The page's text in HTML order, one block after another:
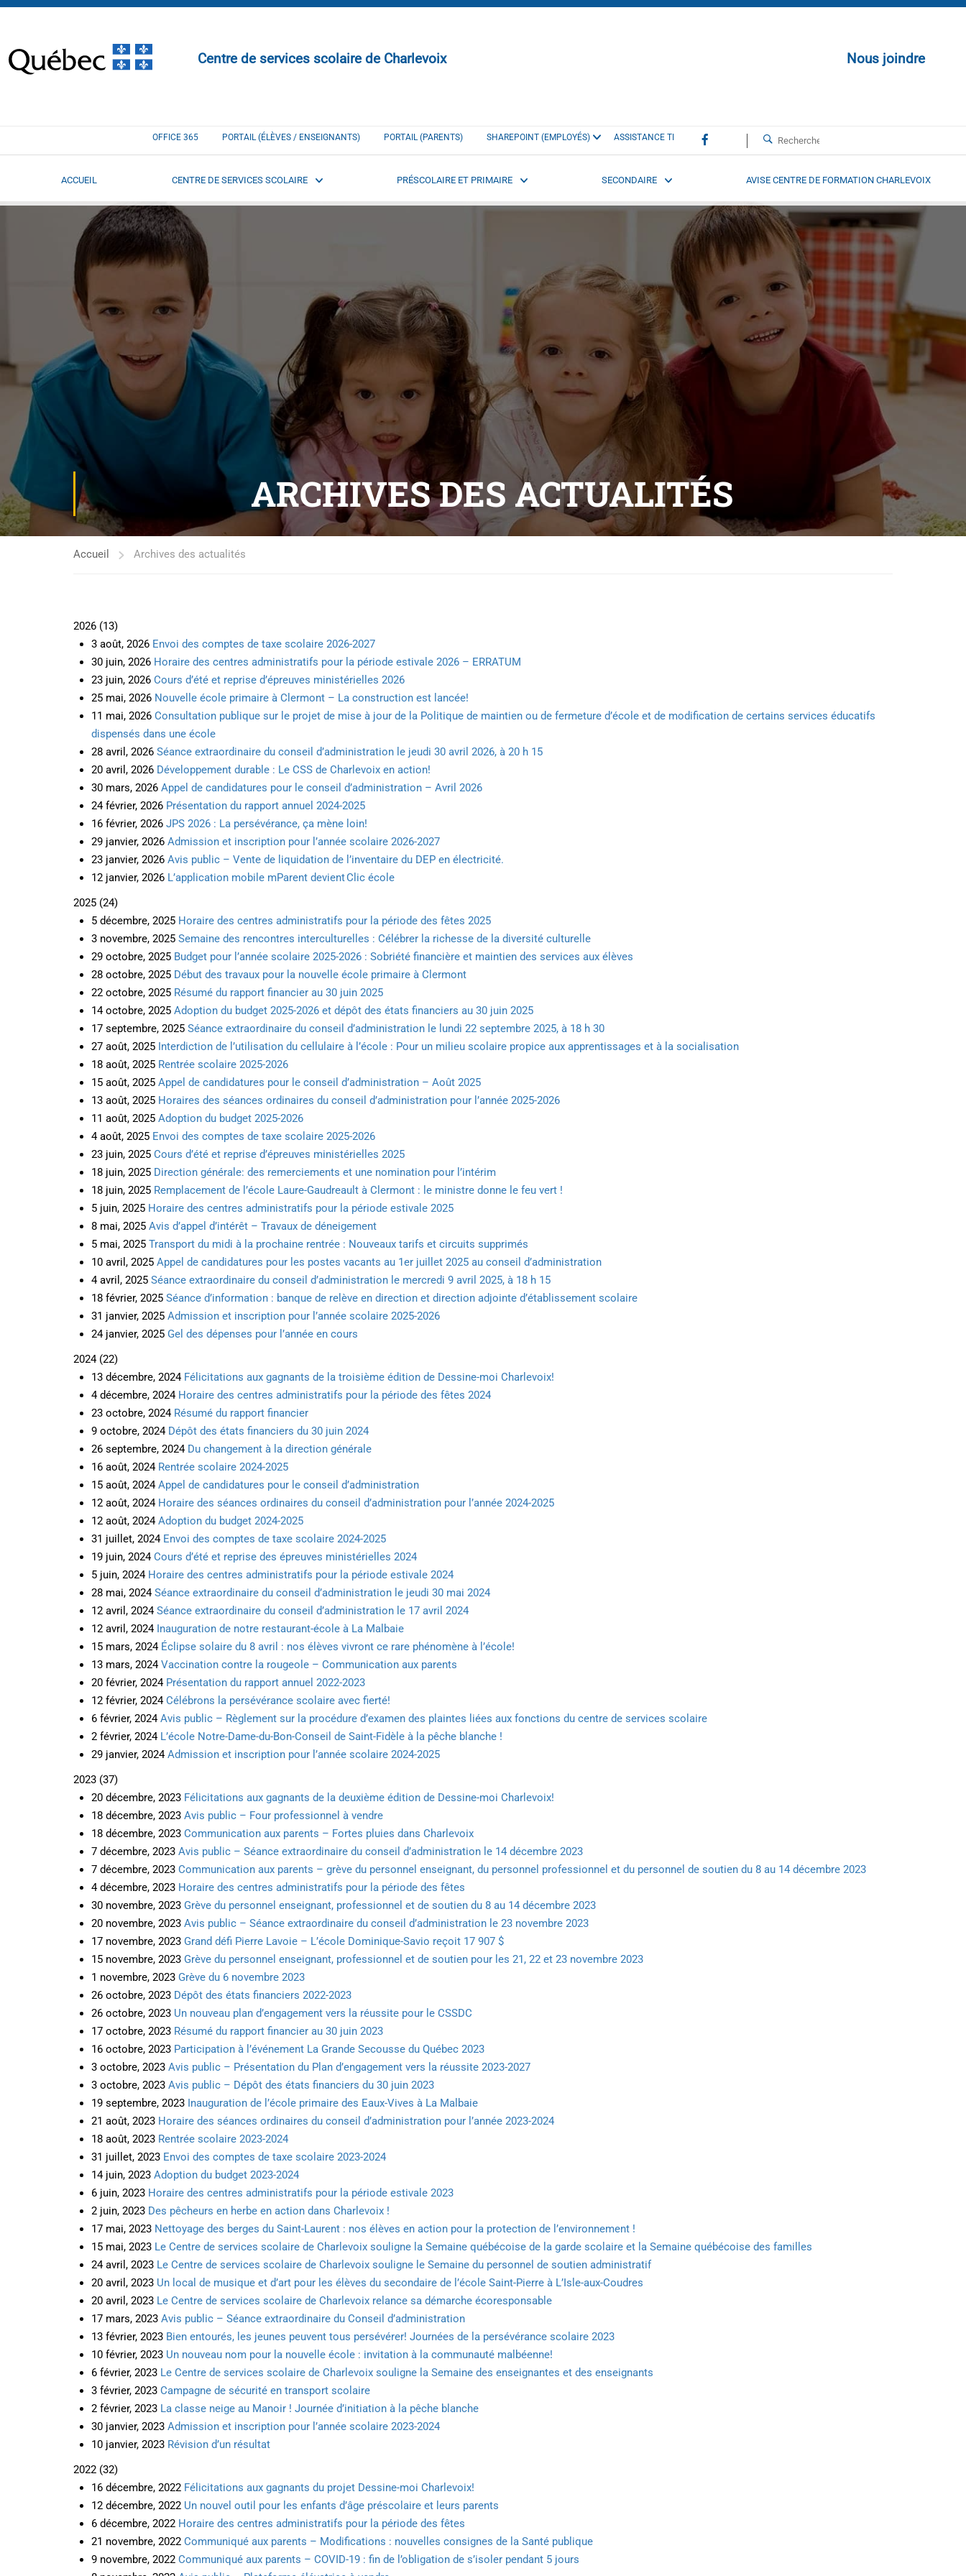
Centre de services scolaire de Charlevoix Nous joindre
OFFICE 365 PORTAIL (ÉLÈVES / ENSEIGNANTS) PORTAIL (PARENTS) SHAREPOINT (EMPLOYÉS) ASSISTANCE TI
ACCUEIL CENTRE DE SERVICES SCOLAIRE PRÉSCOLAIRE ET PRIMAIRE SECONDAIRE AVISE CENTRE DE FORMATION CHARLEVOIX
ARCHIVES DES ACTUALITÉS
Accueil Archives des actualités
2026 (13)
3 août, 2026 Envoi des comptes de taxe scolaire 2026-2027
30 juin, 2026 Horaire des centres administratifs pour la période estivale 2026 – ERRATUM
23 juin, 2026 Cours d’été et reprise d’épreuves ministérielles 2026
25 mai, 2026 Nouvelle école primaire à Clermont – La construction est lancée!
11 mai, 2026 Consultation publique sur le projet de mise à jour de la Politique de maintien ou de fermeture d’école et de modification de certains services éducatifs
dispensés dans une école
28 avril, 2026 Séance extraordinaire du conseil d’administration le jeudi 30 avril 2026, à 20 h 15
20 avril, 2026 Développement durable : Le CSS de Charlevoix en action!
30 mars, 2026 Appel de candidatures pour le conseil d’administration – Avril 2026
24 février, 2026 Présentation du rapport annuel 2024-2025
16 février, 2026 JPS 2026 : La persévérance, ça mène loin!
29 janvier, 2026 Admission et inscription pour l’année scolaire 2026-2027
23 janvier, 2026 Avis public – Vente de liquidation de l’inventaire du DEP en électricité.
12 janvier, 2026 L’application mobile mParent devient Clic école
2025 (24)
5 décembre, 2025 Horaire des centres administratifs pour la période des fêtes 2025
3 novembre, 2025 Semaine des rencontres interculturelles : Célébrer la richesse de la diversité culturelle
29 octobre, 2025 Budget pour l’année scolaire 2025-2026 : Sobriété financière et maintien des services aux élèves
28 octobre, 2025 Début des travaux pour la nouvelle école primaire à Clermont
22 octobre, 2025 Résumé du rapport financier au 30 juin 2025
14 octobre, 2025 Adoption du budget 2025-2026 et dépôt des états financiers au 30 juin 2025
17 septembre, 2025 Séance extraordinaire du conseil d’administration le lundi 22 septembre 2025, à 18 h 30
27 août, 2025 Interdiction de l’utilisation du cellulaire à l’école : Pour un milieu scolaire propice aux apprentissages et à la socialisation
18 août, 2025 Rentrée scolaire 2025-2026
15 août, 2025 Appel de candidatures pour le conseil d’administration – Août 2025
13 août, 2025 Horaires des séances ordinaires du conseil d’administration pour l’année 2025-2026
11 août, 2025 Adoption du budget 2025-2026
4 août, 2025 Envoi des comptes de taxe scolaire 2025-2026
23 juin, 2025 Cours d’été et reprise d’épreuves ministérielles 2025
18 juin, 2025 Direction générale: des remerciements et une nomination pour l’intérim
18 juin, 2025 Remplacement de l’école Laure-Gaudreault à Clermont : le ministre donne le feu vert !
5 juin, 2025 Horaire des centres administratifs pour la période estivale 2025
8 mai, 2025 Avis d’appel d’intérêt – Travaux de déneigement
5 mai, 2025 Transport du midi à la prochaine rentrée : Nouveaux tarifs et circuits supprimés
10 avril, 2025 Appel de candidatures pour les postes vacants au 1er juillet 2025 au conseil d’administration
4 avril, 2025 Séance extraordinaire du conseil d’administration le mercredi 9 avril 2025, à 18 h 15
18 février, 2025 Séance d’information : banque de relève en direction et direction adjointe d’établissement scolaire
31 janvier, 2025 Admission et inscription pour l’année scolaire 2025-2026
24 janvier, 2025 Gel des dépenses pour l’année en cours
2024 (22)
13 décembre, 2024 Félicitations aux gagnants de la troisième édition de Dessine-moi Charlevoix!
4 décembre, 2024 Horaire des centres administratifs pour la période des fêtes 2024
23 octobre, 2024 Résumé du rapport financier
9 octobre, 2024 Dépôt des états financiers du 30 juin 2024
26 septembre, 2024 Du changement à la direction générale
16 août, 2024 Rentrée scolaire 2024-2025
15 août, 2024Appel de candidatures pour le conseil d’administration
12 août, 2024 Horaire des séances ordinaires du conseil d’administration pour l’année 2024-2025
12 août, 2024Adoption du budget 2024-2025
31 juillet, 2024 Envoi des comptes de taxe scolaire 2024-2025
19 juin, 2024Cours d’été et reprise des épreuves ministérielles 2024
5 juin, 2024 Horaire des centres administratifs pour la période estivale 2024
28 mai, 2024Séance extraordinaire du conseil d’administration le jeudi 30 mai 2024
12 avril, 2024Séance extraordinaire du conseil d’administration le 17 avril 2024
12 avril, 2024 Inauguration de notre restaurant-école à La Malbaie
15 mars, 2024 Éclipse solaire du 8 avril : nos élèves vivront ce rare phénomène à l’école!
13 mars, 2024Vaccination contre la rougeole – Communication aux parents
20 février, 2024 Présentation du rapport annuel 2022-2023
12 février, 2024Célébrons la persévérance scolaire avec fierté!
6 février, 2024Avis public – Règlement sur la procédure d’examen des plaintes liées aux fonctions du centre de services scolaire
2 février, 2024 L’école Notre-Dame-du-Bon-Conseil de Saint-Fidèle à la pêche blanche !
29 janvier, 2024Admission et inscription pour l’année scolaire 2024-2025
2023 (37)
20 décembre, 2023 Félicitations aux gagnants de la deuxième édition de Dessine-moi Charlevoix!
18 décembre, 2023 Avis public – Four professionnel à vendre
18 décembre, 2023 Communication aux parents – Fortes pluies dans Charlevoix
7 décembre, 2023 Avis public – Séance extraordinaire du conseil d’administration le 14 décembre 2023
7 décembre, 2023 Communication aux parents – grève du personnel enseignant, du personnel professionnel et du personnel de soutien du 8 au 14 décembre 2023
4 décembre, 2023 Horaire des centres administratifs pour la période des fêtes
30 novembre, 2023 Grève du personnel enseignant, professionnel et de soutien du 8 au 14 décembre 2023
20 novembre, 2023 Avis public – Séance extraordinaire du conseil d’administration le 23 novembre 2023
17 novembre, 2023 Grand défi Pierre Lavoie – L’école Dominique-Savio reçoit 17 907 $
15 novembre, 2023 Grève du personnel enseignant, professionnel et de soutien pour les 21, 22 et 23 novembre 2023
1 novembre, 2023 Grève du 6 novembre 2023
26 octobre, 2023 Dépôt des états financiers 2022-2023
26 octobre, 2023 Un nouveau plan d’engagement vers la réussite pour le CSSDC
17 octobre, 2023 Résumé du rapport financier au 30 juin 2023
16 octobre, 2023 Participation à l’événement La Grande Secousse du Québec 2023
3 octobre, 2023 Avis public – Présentation du Plan d’engagement vers la réussite 2023-2027
3 octobre, 2023 Avis public – Dépôt des états financiers du 30 juin 2023
19 septembre, 2023 Inauguration de l’école primaire des Eaux-Vives à La Malbaie
21 août, 2023 Horaire des séances ordinaires du conseil d’administration pour l’année 2023-2024
18 août, 2023 Rentrée scolaire 2023-2024
31 juillet, 2023 Envoi des comptes de taxe scolaire 2023-2024
14 juin, 2023 Adoption du budget 2023-2024
6 juin, 2023 Horaire des centres administratifs pour la période estivale 2023
2 juin, 2023 Des pêcheurs en herbe en action dans Charlevoix !
17 mai, 2023 Nettoyage des berges du Saint-Laurent : nos élèves en action pour la protection de l’environnement !
15 mai, 2023 Le Centre de services scolaire de Charlevoix souligne la Semaine québécoise de la garde scolaire et la Semaine québécoise des familles
24 avril, 2023 Le Centre de services scolaire de Charlevoix souligne le Semaine du personnel de soutien administratif
20 avril, 2023 Un local de musique et d’art pour les élèves du secondaire de l’école Saint-Pierre à L’Isle-aux-Coudres
20 avril, 2023 Le Centre de services scolaire de Charlevoix relance sa démarche écoresponsable
17 mars, 2023 Avis public – Séance extraordinaire du Conseil d’administration
13 février, 2023 Bien entourés, les jeunes peuvent tous persévérer! Journées de la persévérance scolaire 2023
10 février, 2023 Un nouveau nom pour la nouvelle école : invitation à la communauté malbéenne!
6 février, 2023 Le Centre de services scolaire de Charlevoix souligne la Semaine des enseignantes et des enseignants
3 février, 2023 Campagne de sécurité en transport scolaire
2 février, 2023 La classe neige au Manoir ! Journée d’initiation à la pêche blanche
30 janvier, 2023 Admission et inscription pour l’année scolaire 2023-2024
10 janvier, 2023 Révision d’un résultat
2022 (32)
16 décembre, 2022 Félicitations aux gagnants du projet Dessine-moi Charlevoix!
12 décembre, 2022 Un nouvel outil pour les enfants d’âge préscolaire et leurs parents
6 décembre, 2022 Horaire des centres administratifs pour la période des fêtes
21 novembre, 2022 Communiqué aux parents – Modifications : nouvelles consignes de la Santé publique
9 novembre, 2022 Communiqué aux parents – COVID-19 : fin de l’obligation de s’isoler pendant 5 jours